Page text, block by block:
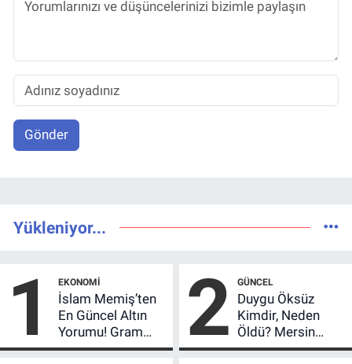
Gönder
Yükleniyor...
1 EKONOMI
İslam Memiş’ten
En Güncel Altın
Yorumu! Gram
Altın İçin 6.350 TL
2 GÜNCEL
Duygu Öksüz
Kimdir, Neden
Öldü? Mersin
Basınının Acı